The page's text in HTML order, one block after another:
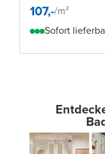
107,-/m²
Sofort